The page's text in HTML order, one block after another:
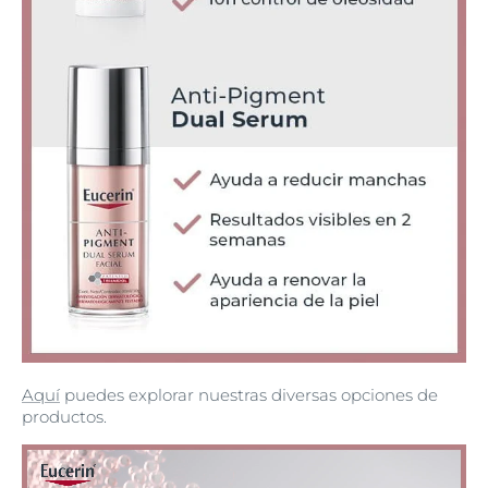
Aquí puedes explorar nuestras diversas opciones de
productos.